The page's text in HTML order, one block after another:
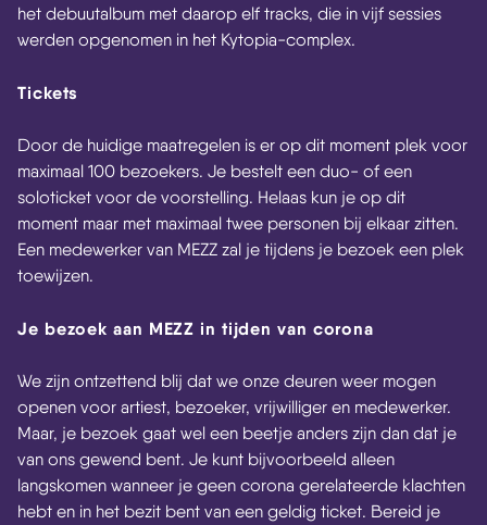
het debuutalbum met daarop elf tracks, die in vijf sessies
werden opgenomen in het Kytopia-complex.
Tickets
Door de huidige maatregelen is er op dit moment plek voor
maximaal 100 bezoekers. Je bestelt een duo- of een
soloticket voor de voorstelling. Helaas kun je op dit
moment maar met maximaal twee personen bij elkaar zitten.
Een medewerker van MEZZ zal je tijdens je bezoek een plek
toewijzen.
Je bezoek aan MEZZ in tijden van corona
We zijn ontzettend blij dat we onze deuren weer mogen
openen voor artiest, bezoeker, vrijwilliger en medewerker.
Maar, je bezoek gaat wel een beetje anders zijn dan dat je
van ons gewend bent. Je kunt bijvoorbeeld alleen
langskomen wanneer je geen corona gerelateerde klachten
hebt en in het bezit bent van een geldig ticket. Bereid je